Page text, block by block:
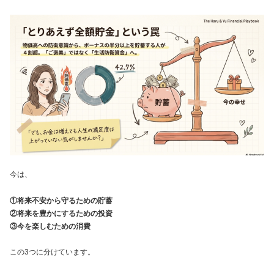
今は、
①将来不安から守るための貯蓄
②将来を豊かにするための投資
③今を楽しむための消費
この3つに分けています。